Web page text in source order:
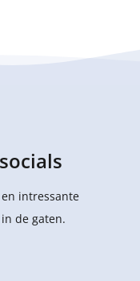
intressante
de gaten.